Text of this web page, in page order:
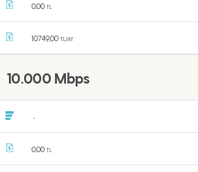
0,00 TL
10749,00 TL/AY
10.000 Mbps
-
0,00 TL